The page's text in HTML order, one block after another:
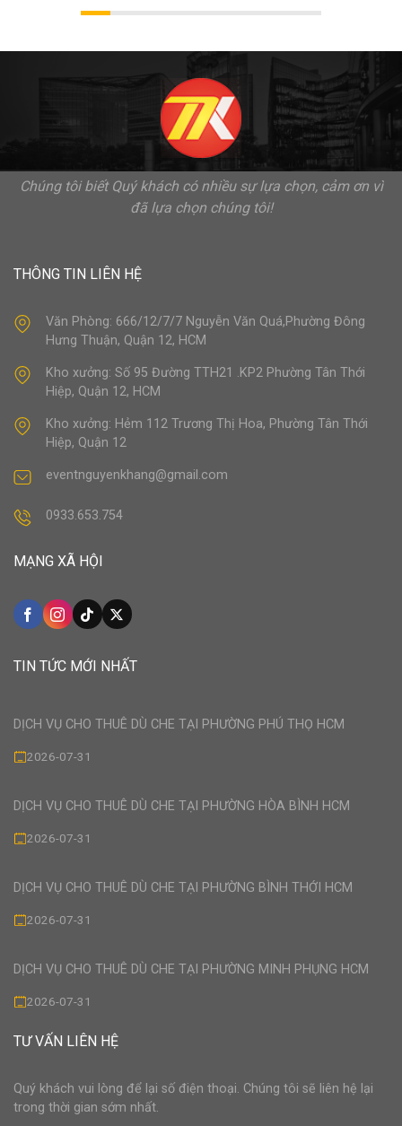
Chúng tôi biết Quý khách có nhiều sự lựa chọn, cảm ơn vì
đã lựa chọn chúng tôi!
THÔNG TIN LIÊN HỆ
Văn Phòng: 666/12/7/7 Nguyễn Văn Quá,Phường Đông
Hưng Thuận, Quận 12, HCM
Kho xưởng: Số 95 Đường TTH21 .KP2 Phường Tân Thới
Hiệp, Quận 12, HCM
Kho xưởng: Hẻm 112 Trương Thị Hoa, Phường Tân Thới
Hiệp, Quận 12
eventnguyenkhang@gmail.com
0933.653.754
MẠNG XÃ HỘI
TIN TỨC MỚI NHẤT
DỊCH VỤ CHO THUÊ DÙ CHE TẠI PHƯỜNG PHÚ THỌ HCM
2026-07-31
DỊCH VỤ CHO THUÊ DÙ CHE TẠI PHƯỜNG HÒA BÌNH HCM
2026-07-31
DỊCH VỤ CHO THUÊ DÙ CHE TẠI PHƯỜNG BÌNH THỚI HCM
2026-07-31
DỊCH VỤ CHO THUÊ DÙ CHE TẠI PHƯỜNG MINH PHỤNG HCM
2026-07-31
TƯ VẤN LIÊN HỆ
Quý khách vui lòng để lại số điện thoại. Chúng tôi sẽ liên hệ lại
trong thời gian sớm nhất.